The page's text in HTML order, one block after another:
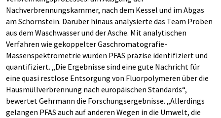
Nachverbrennungskammer, nach dem Kessel und im Abgas
am Schornstein. Darüber hinaus analysierte das Team Proben
aus dem Waschwasser und der Asche. Mit analytischen
Verfahren wie gekoppelter Gaschromatografie-
Massenspektrometrie wurden PFAS präzise identifiziert und
quantifiziert. „Die Ergebnisse sind eine gute Nachricht für
eine quasi restlose Entsorgung von Fluorpolymeren über die
Hausmüllverbrennung nach europäischen Standards“,
bewertet Gehrmann die Forschungsergebnisse. „Allerdings
gelangen PFAS auch auf anderen Wegen in die Umwelt, die